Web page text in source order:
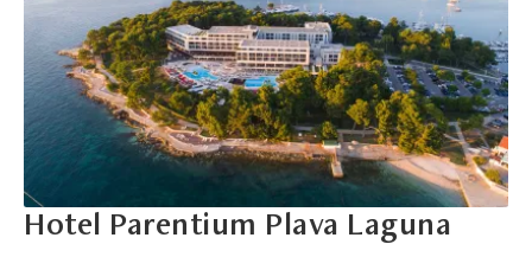
Hotel Parentium Plava Laguna